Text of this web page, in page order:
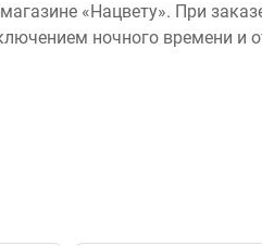
«Нацвету». При
ночного времени и